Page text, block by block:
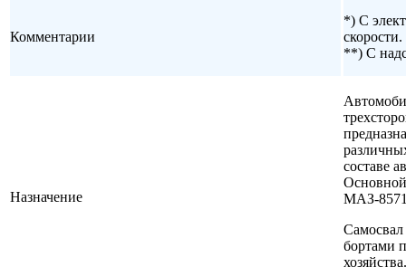
Комментарии
*) С
скорости.
**) С
Назначение
составе
МАЗ-
бортами
хозяйства.